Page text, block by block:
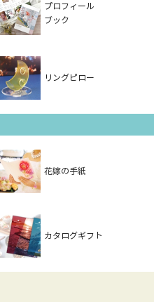
プロフィール
ブック
リングピロー
花嫁の手紙
カタログギフト